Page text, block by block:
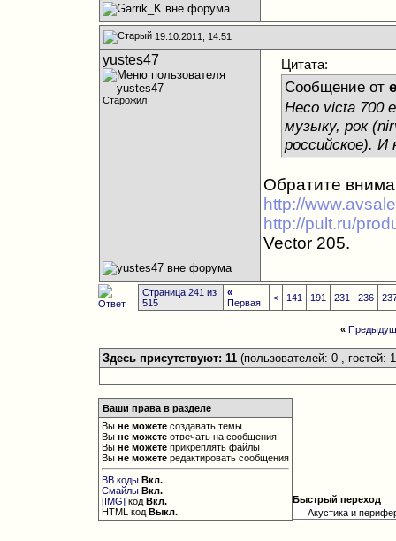
19.10.2011, 14:51
yustes47
Старожил
Цитата:
Сообщение от
Heco victa 700
музыку, рок
российское). И
Обратите
http://
http://pult.ru/
Vector 205.
Страница 241 из
515
«
Первая
< 141 191 231 236
«
Здесь присутствуют: 11 (пользователей: 0 , гостей:
Ваши права в разделе
Выне можете создавать темы
Выне можете отвечать на сообщения
Выне можете прикреплять файлы
Выне можете редактировать сообщения
BB коды Вкл.
Смайлы Вкл.
[IMG] кодВкл.
HTML кодВыкл.
Быстрый переход